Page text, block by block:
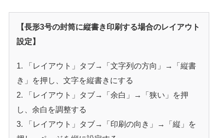
【長形3号の封筒に縦書き印刷する場合のレイアウト
設定】
「レイアウト」タブ→「文字列の方向」→「縦書
き」を押し、文字を縦書きにする
「レイアウト」タブ→「余白」→「狭い」を押
し、余白を調整する
「レイアウト」タブ→「印刷の向き」→「縦」を